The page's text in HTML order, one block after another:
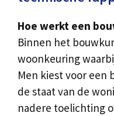
Hoe werkt een
Binnen het
woonkeuring
Men kiest voor een
de staat van de
nadere toelichting